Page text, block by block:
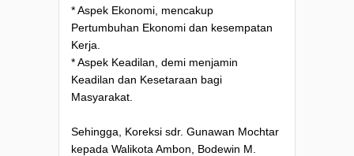
* Aspek Ekonomi, mencakup
Pertumbuhan Ekonomi dan kesempatan
Kerja.
* Aspek Keadilan, demi menjamin
Keadilan dan Kesetaraan bagi
Masyarakat.
Sehingga, Koreksi sdr. Gunawan Mochtar
kepada Walikota Ambon, Bodewin M.